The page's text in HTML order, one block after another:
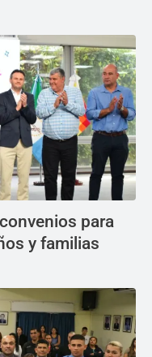
para
y familias